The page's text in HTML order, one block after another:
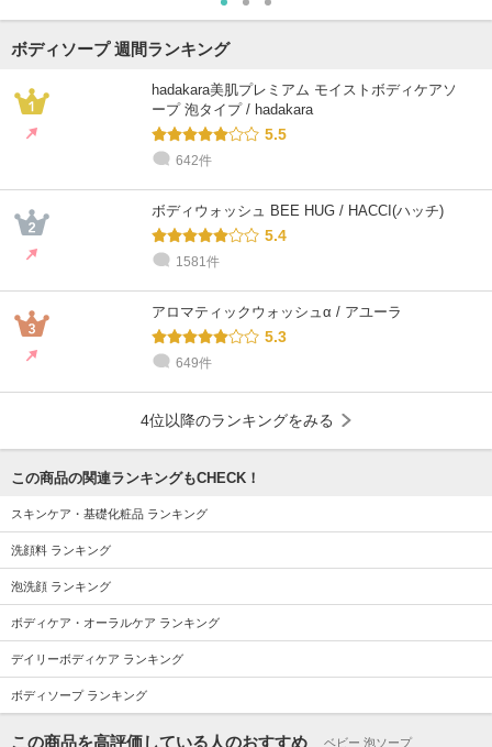
ボディソープ 週間ランキング
hadakara美肌プレミアム モイストボディケアソ
ープ 泡タイプ / hadakara
5.5
642件
ボディウォッシュ BEE HUG / HACCI(ハッチ)
5.4
1581件
アロマティックウォッシュα / アユーラ
5.3
649件
4位以降のランキングをみる
この商品の関連ランキングもCHECK！
スキンケア・基礎化粧品 ランキング
洗顔料 ランキング
泡洗顔 ランキング
ボディケア・オーラルケア ランキング
デイリーボディケア ランキング
ボディソープ ランキング
この商品を高評価している人のおすすめ ベビー 泡ソープ